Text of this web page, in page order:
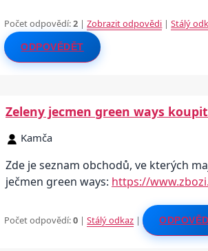
Počet odpovědí:2 |Zobrazit odpovědi |Stálý
ODPOVĚDĚT
Zeleny jecmen green ways
Kamča
Zde je seznam obchodů, ve kterých
ječmen green ways: https://
Počet odpovědí:0 |Stálý odkaz |